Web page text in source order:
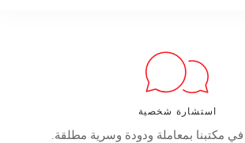
استشارة شخصية
مكتبنا بمعاملة ودودة وسرية مطلقة.